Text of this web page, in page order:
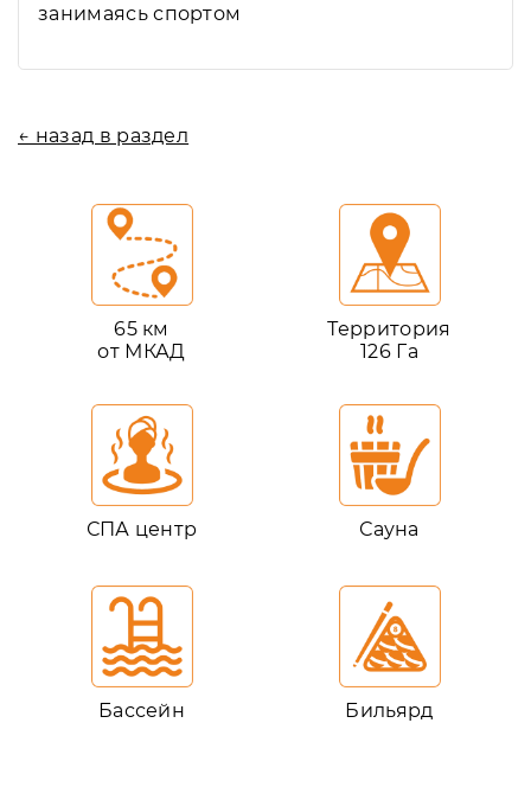
занимаясь спортом
← назад в раздел
65 км
от МКАД
Территория
126 Га
СПА центр Сауна
Бассейн Бильярд